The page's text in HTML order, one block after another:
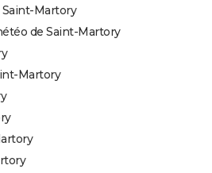
Martory
de Saint-Martory
Martory